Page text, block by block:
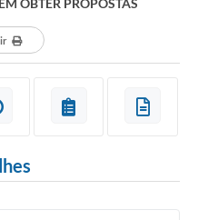
OBTER PROPOSTAS